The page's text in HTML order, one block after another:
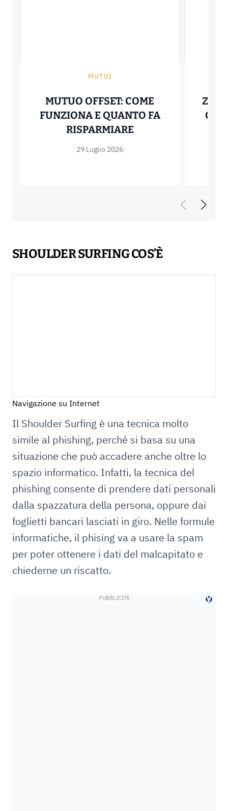
MUTUI
MUTUO OFFSET: COME
FUNZIONA E QUANTO FA
RISPARMIAREMUTUO OFFSET:
29 Luglio 2026
SHOULDER SURFING COS’È
Navigazione su Internet
Il Shoulder Surfing è una tecnica molto
simile al phishing, perché si basa su una
situazione che può accadere anche oltre lo
spazio informatico. Infatti, la tecnica del
phishing consente di prendere dati personali
dalla spazzatura della persona, oppure dai
foglietti bancari lasciati in giro. Nelle formule
informatiche, il phising va a usare la spam
per poter ottenere i dati del malcapitato e
chiederne un riscatto.